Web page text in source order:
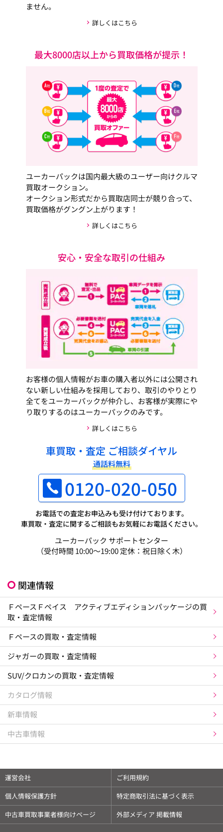
ません。
詳しくはこちら
最大8000店以上から買取価格が提示！
ユーカーパックは国内最大級のユーザー向けクルマ
買取オークション。
オークション形式だから買取店同士が競り合って、
買取価格がグングン上がります！
詳しくはこちら
安心・安全な取引の仕組み
お客様の個人情報がお車の購入者以外には公開され
ない新しい仕組みを採用しており、取引のやりとり
全てをユーカーパックが仲介し、お客様が実際にや
り取りするのはユーカーパックのみです。
詳しくはこちら
車買取・査定 ご相談ダイヤル
通話料無料
0120-020-050
お電話での査定お申込みも受け付けております。
車買取・査定に関するご相談もお気軽にお電話ください。
ユーカーパック サポートセンター
（受付時間 10:00～19:00 定休：祝日除く木）
関連情報
ＦペースＦペイス アクティブエディションパッケージの買
取・査定情報
Ｆペースの買取・査定情報
ジャガーの買取・査定情報
SUV/クロカンの買取・査定情報
カタログ情報
新車情報
中古車情報
運営会社
ご利用規約
個人情報保護方針
特定商取引法に基づく表示
中古車買取事業者様向けページ
外部メディア 掲載情報